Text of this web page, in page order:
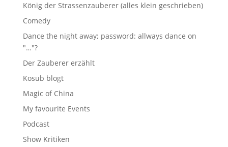
König der Strassenzauberer (alles klein geschrieben)
Comedy
Dance the night away; password: allways dance on
"…"?
Der Zauberer erzählt
Kosub blogt
Magic of China
My favourite Events
Podcast
Show Kritiken